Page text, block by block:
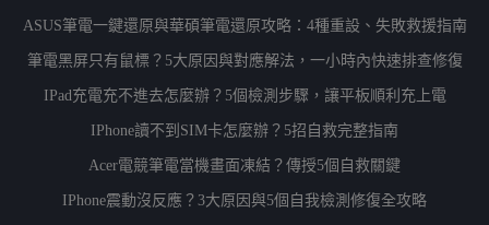
ASUS筆電一鍵還原與華碩筆電還原攻略：4種重設、失敗救援指南
筆電黑屏只有鼠標？5大原因與對應解法，一小時內快速排查修復
IPad充電充不進去怎麼辦？5個檢測步驟，讓平板順利充上電
IPhone讀不到SIM卡怎麼辦？5招自救完整指南
Acer電競筆電當機畫面凍結？傳授5個自救關鍵
IPhone震動沒反應？3大原因與5個自我檢測修復全攻略